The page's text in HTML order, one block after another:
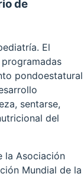
de
El
pondoestatural
sentarse,
del
la Asociación
Mundial de la